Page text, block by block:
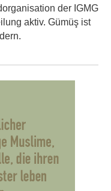
der IGMG
aktiv. Gümüş ist